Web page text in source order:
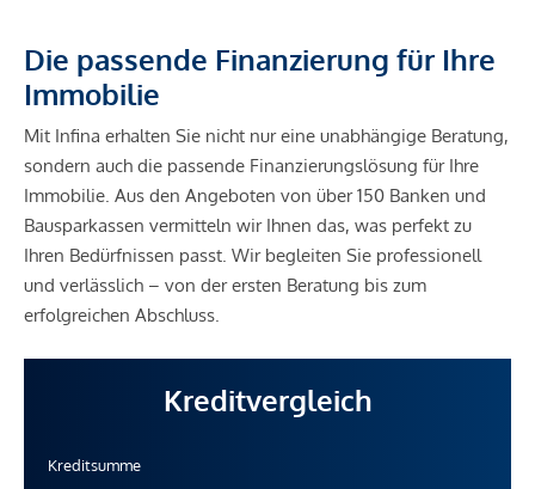
Die passende Finanzierung für Ihre
Immobilie
Mit Infina erhalten Sie nicht nur eine unabhängige Beratung,
sondern auch die passende Finanzierungslösung für Ihre
Immobilie. Aus den Angeboten von über 150 Banken und
Bausparkassen vermitteln wir Ihnen das, was perfekt zu
Ihren Bedürfnissen passt. Wir begleiten Sie professionell
und verlässlich – von der ersten Beratung bis zum
erfolgreichen Abschluss.
Kreditvergleich
Kreditsumme